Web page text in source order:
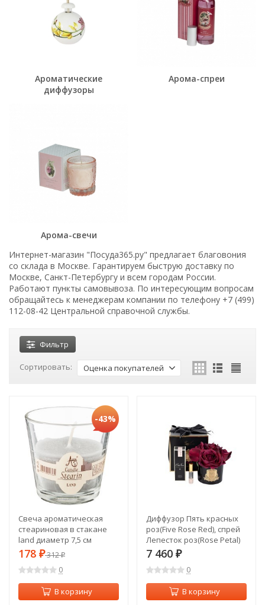
Ароматические
диффузоры
Арома-спреи
Арома-свечи
Интернет-магазин "Посуда365.ру" предлагает благовония
со склада в Москве. Гарантируем быструю доставку по
Москве, Санкт-Петербургу и всем городам России.
Работают пункты самовывоза. По интересующим вопросам
обращайтесь к менеджерам компании по телефону +7 (499)
112-08-42 Центральной справочной службы.
Фильтр
Сортировать: Оценка покупателей
-43%
Свеча ароматическая
стеариновая в стакане
land диаметр 7,5 см
высота 7,5 Adpal (348-801)
178 ₽312₽
0
В корзину
Диффузор Пять красных
роз(Five Rose Red), спрей
Лепесток роз(Rose Petal)
10мл в упак. (TT-00006253)
7 460 ₽
0
В корзину